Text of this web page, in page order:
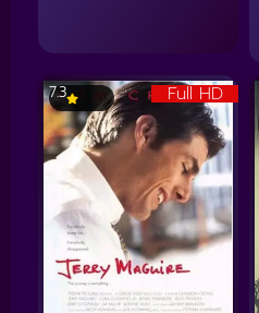
Full HD
7.3